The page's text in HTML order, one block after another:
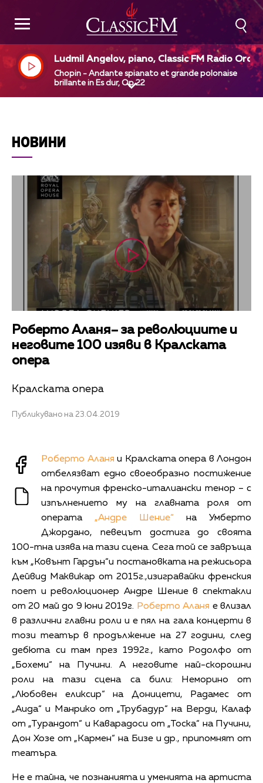
Ludmil Angelov, piano, Classic FM Radio
tra, Dejan Pavlov, dir
Chopin - Andante spianato et grande polonaise
brillante in Es dur, Op 22
НОВИНИ
Роберто Аланя– за революциите и
неговите 100 изяви в Кралската
опера
Кралската опера
Публикувано на 23.04.2019
Роберто Аланя и Кралската опера в Лондон
отбелязват едно своеобразно постижение
на прочутия френско-италиански тенор – с
изпълнението му на главната роля от
операта „Андре Шение“ на Умберто
Джордано, певецът достига до своята
100-тна изява на тази сцена. Сега той се завръща
към „Ковънт Гардън“и постановката на режисьора
Дейвид Маквикар от 2015г.,изигравайки френския
поет и революционер Андре Шение в спектакли
от 20 май до 9 юни 2019г. Роберто Аланя е влизал
в различни главни роли и е пял на гала концерти в
този театър в продължение на 27 години, след
дебюта си там през 1992г., като Родолфо от
„Бохеми“ на Пучини. А неговите най-скорошни
роли на тази сцена са били: Неморино от
„Любовен еликсир“ на Доницети, Радамес от
„Аида“ и Манрико от „Трубадур“ на Верди, Калаф
от „Турандот“ и Каварадоси от „Тоска“ на Пучини,
Дон Хозе от „Кармен“ на Бизе и др., припомнят от
театъра.
Не е тайна, че познанията и уменията на артиста